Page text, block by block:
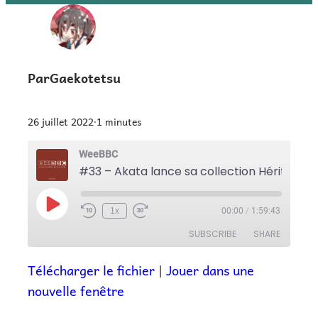
ParGaekotetsu
26 juillet 2022•1 minutes
WeeBBC
Play
Episode
1x 00:00 / 1:59:43
SUBSCRIBE SHARE
Apple Podcasts Google Podcasts
Spotify
SHARE
Télécharger le fichier |Jouer dans une
nouvelle fenêtre